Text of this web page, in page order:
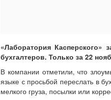
«Лаборатория Касперского»
бухгалтеров. Только за 22
В компании отметили, что
языке с просьбой переслать в
мелкого груза, посылки или